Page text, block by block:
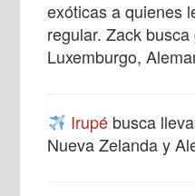
exóticas a quienes
regular. Zack
Luxemburgo,
Irupébusca
Nueva Zelanda y